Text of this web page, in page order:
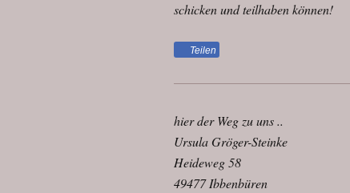
schicken und teilhaben können!
Teilen
hier der Weg zu uns ..
Ursula Gröger-Steinke
Heideweg 58
49477 Ibbenbüren